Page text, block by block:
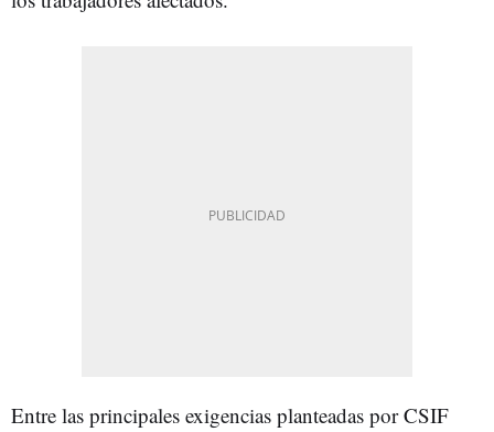
Entre las principales exigencias planteadas por CSIF